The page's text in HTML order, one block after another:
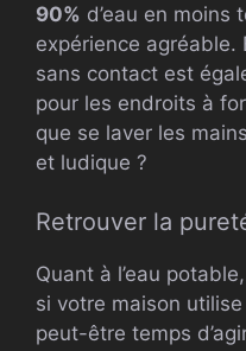
90% d’eau en moins
expérience agréable.
sans contact est
pour les endroits à
que se laver les
et ludique ?
Retrouver la
Quant à l’eau
si votre maison
peut-être temps